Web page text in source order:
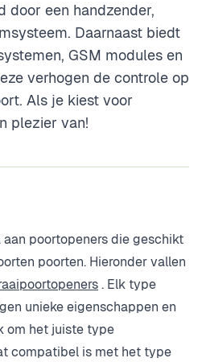
door een handzender,
Daarnaast biedt
GSM modules en
verhogen de controle op
Als je kiest voor
plezier van!
poortopeners die geschikt
poorten. Hieronder vallen
. Elk type
unieke eigenschappen en
om het juiste type
compatibel is met het type